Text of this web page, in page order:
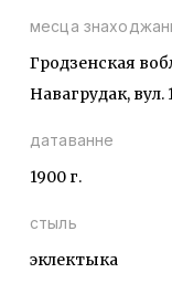
месца
Гродзенская
Навагрудак, вул.
датаванне
1900 г.
стыль
эклектыка